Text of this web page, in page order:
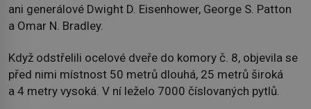
ani generálové Dwight D. Eisenhower, George S. Patton
a Omar N. Bradley.
Když odstřelili ocelové dveře do komory č. 8, objevila se
před nimi místnost 50 metrů dlouhá, 25 metrů široká
a 4 metry vysoká. V ní leželo 7000 číslovaných pytlů.